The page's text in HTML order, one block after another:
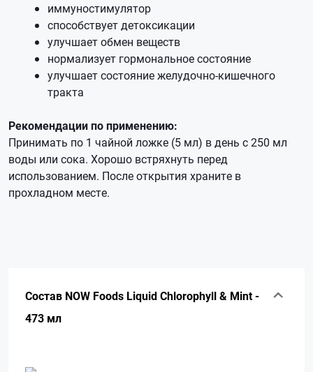
иммуностимулятор
способствует детоксикации
улучшает обмен веществ
нормализует гормональное состояние
улучшает состояние желудочно-кишечного
тракта
Рекомендации по применению:
Принимать по 1 чайной ложке (5 мл) в день с 250 мл
воды или сока. Хорошо встряхнуть перед
использованием. После открытия храните в
прохладном месте.
Состав NOW Foods Liquid Chlorophyll & Mint -
473 мл